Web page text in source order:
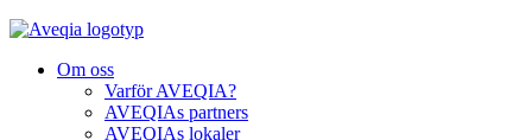
Om oss
Varför AVEQIA?
AVEQIAs partners
AVEQIAs lokaler